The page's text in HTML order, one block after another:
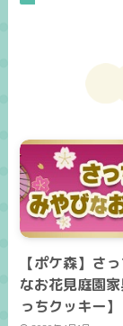
【ポケ森】さ
なお花見庭園
っちクッキー】